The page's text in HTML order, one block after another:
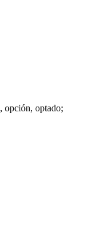
, opción, optado;